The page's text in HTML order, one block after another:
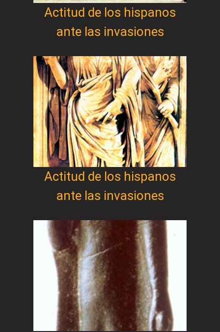
Actitud de los hispanos
ante las invasiones
Actitud de los hispanos
ante las invasiones